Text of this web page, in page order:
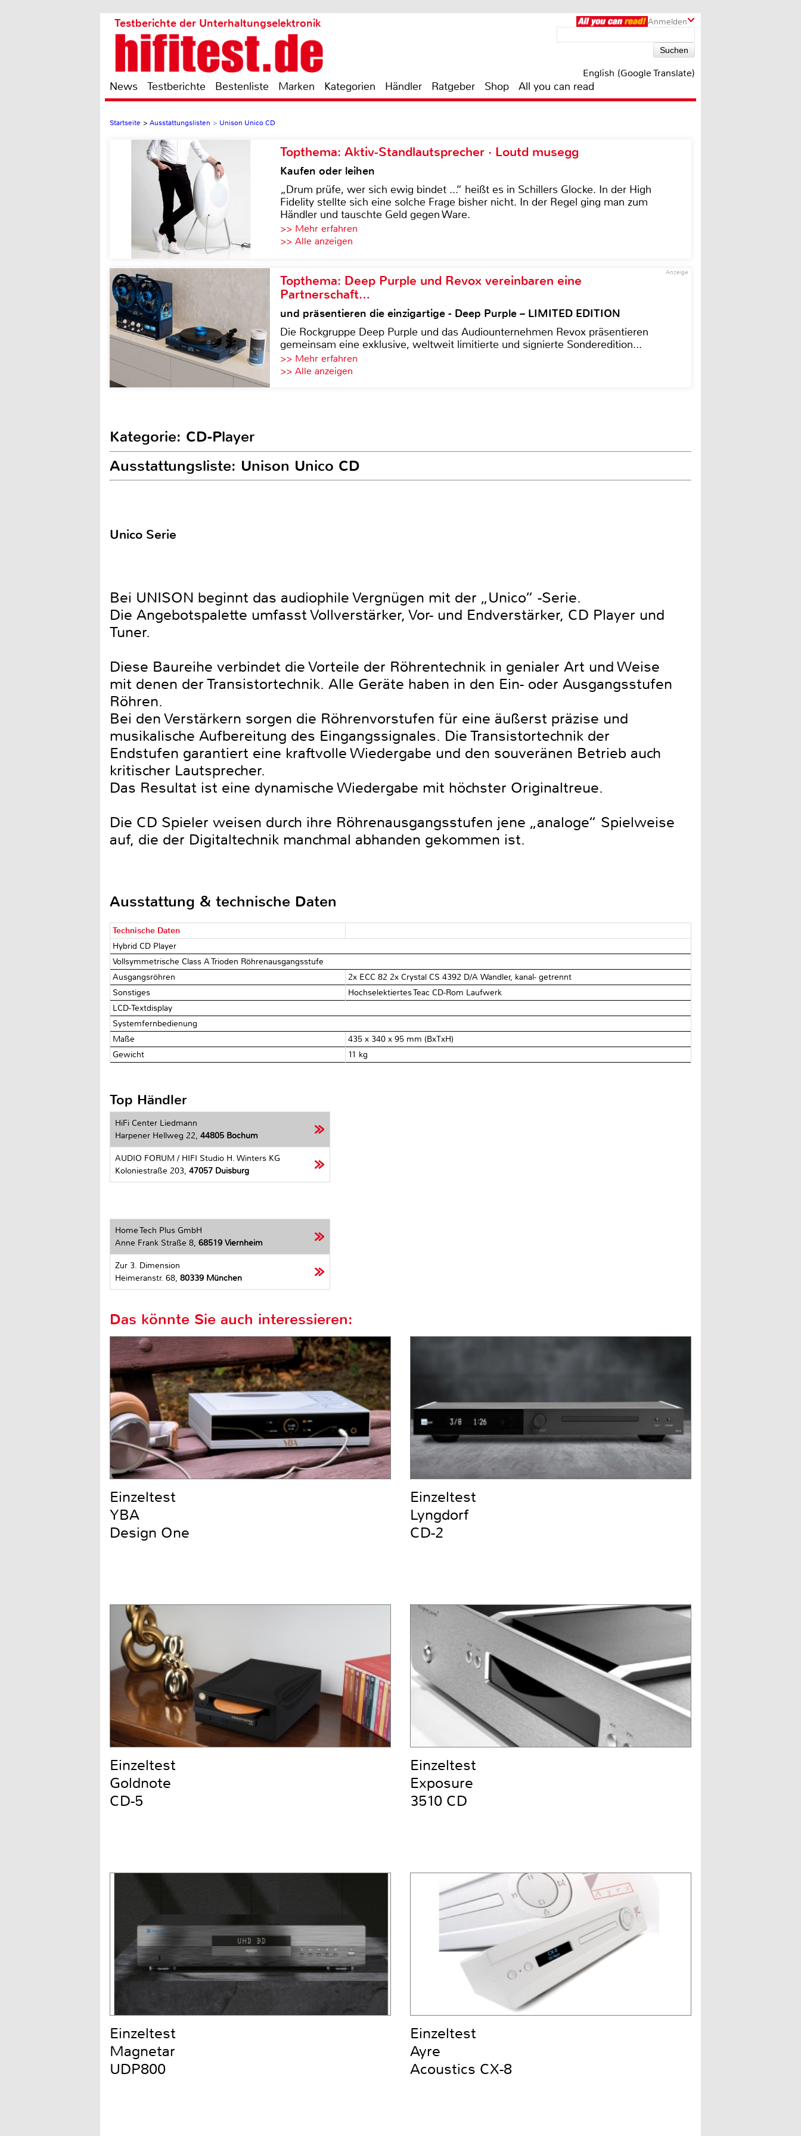
Anmelden
Testberichte der Unterhaltungselektronik
English (Google Translate)
News Testberichte Bestenliste Marken Kategorien Händler Ratgeber Shop All you can read
Startseite > Ausstattungslisten > Unison Unico CD
Topthema: Aktiv-Standlautsprecher · Loutd musegg
Kaufen oder leihen
„Drum prüfe, wer sich ewig bindet ...“ heißt es in Schillers Glocke. In der High
Fidelity stellte sich eine solche Frage bisher nicht. In der Regel ging man zum
Händler und tauschte Geld gegen Ware.
>> Mehr erfahren
>> Alle anzeigen
Anzeige
Topthema: Deep Purple und Revox vereinbaren eine
Partnerschaft…
und präsentieren die einzigartige - Deep Purple – LIMITED EDITION
Die Rockgruppe Deep Purple und das Audiounternehmen Revox präsentieren
gemeinsam eine exklusive, weltweit limitierte und signierte Sonderedition...
>> Mehr erfahren
>> Alle anzeigen
Kategorie: CD-Player
Ausstattungsliste: Unison Unico CD
Unico Serie
Bei UNISON beginnt das audiophile Vergnügen mit der „Unico“ -Serie.
Die Angebotspalette umfasst Vollverstärker, Vor- und Endverstärker, CD Player und
Tuner.
Diese Baureihe verbindet die Vorteile der Röhrentechnik in genialer Art und Weise
mit denen der Transistortechnik. Alle Geräte haben in den Ein- oder Ausgangsstufen
Röhren.
Bei den Verstärkern sorgen die Röhrenvorstufen für eine äußerst präzise und
musikalische Aufbereitung des Eingangssignales. Die Transistortechnik der
Endstufen garantiert eine kraftvolle Wiedergabe und den souveränen Betrieb auch
kritischer Lautsprecher.
Das Resultat ist eine dynamische Wiedergabe mit höchster Originaltreue.
Die CD Spieler weisen durch ihre Röhrenausgangsstufen jene „analoge“ Spielweise
auf, die der Digitaltechnik manchmal abhanden gekommen ist.
Ausstattung & technische Daten
Technische Daten
Hybrid CD Player
Vollsymmetrische Class A Trioden Röhrenausgangsstufe
Ausgangsröhren
2x ECC 82 2x Crystal CS 4392 D/A Wandler, kanal- getrennt
Sonstiges
Hochselektiertes Teac CD-Rom Laufwerk
LCD-Textdisplay
Systemfernbedienung
Maße
435 x 340 x 95 mm (BxTxH)
Gewicht
11 kg
Top Händler
HiFi Center Liedmann
Harpener Hellweg 22, 44805 Bochum
AUDIO FORUM / HIFI Studio H. Winters KG
Koloniestraße 203, 47057 Duisburg
Home Tech Plus GmbH
Anne Frank Straße 8, 68519 Viernheim
Zur 3. Dimension
Heimeranstr. 68, 80339 München
Das könnte Sie auch interessieren:
Einzeltest
YBA
Design One
Einzeltest
Lyngdorf
CD-2
Einzeltest
Goldnote
CD-5
Einzeltest
Exposure
3510 CD
Einzeltest
Magnetar
UDP800
Einzeltest
Ayre
Acoustics CX-8